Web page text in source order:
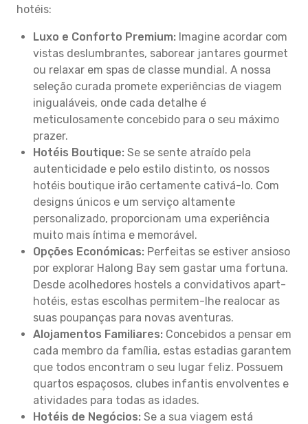
hotéis:
Luxo e Conforto Premium: Imagine acordar com
vistas deslumbrantes, saborear jantares gourmet
ou relaxar em spas de classe mundial. A nossa
seleção curada promete experiências de viagem
inigualáveis, onde cada detalhe é
meticulosamente concebido para o seu máximo
prazer.
Hotéis Boutique: Se se sente atraído pela
autenticidade e pelo estilo distinto, os nossos
hotéis boutique irão certamente cativá-lo. Com
designs únicos e um serviço altamente
personalizado, proporcionam uma experiência
muito mais íntima e memorável.
Opções Económicas: Perfeitas se estiver ansioso
por explorar Halong Bay sem gastar uma fortuna.
Desde acolhedores hostels a convidativos apart-
hotéis, estas escolhas permitem-lhe realocar as
suas poupanças para novas aventuras.
Alojamentos Familiares: Concebidos a pensar em
cada membro da família, estas estadias garantem
que todos encontram o seu lugar feliz. Possuem
quartos espaçosos, clubes infantis envolventes e
atividades para todas as idades.
Hotéis de Negócios: Se a sua viagem está